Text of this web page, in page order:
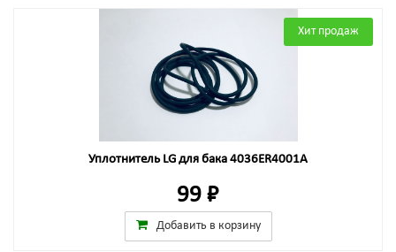
Хит продаж
Уплотнитель LG для бака 4036ER4001A
99 ₽
Добавить в корзину